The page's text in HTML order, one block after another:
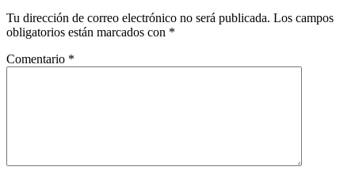
Tu dirección de correo electrónico no será publicada. Los campos
obligatorios están marcados con *
Comentario *